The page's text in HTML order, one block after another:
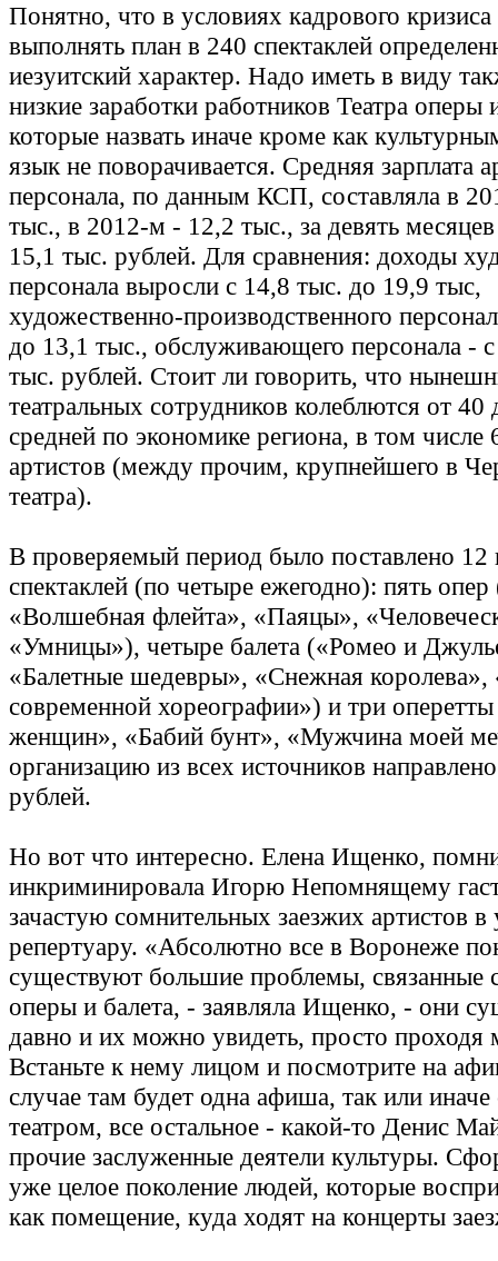
Понятно, что в условиях кадрового кризиса
выполнять план в 240 спектаклей
иезуитский характер. Надо иметь в виду
низкие заработки работников Театра оперы
которые назвать иначе кроме как
язык не поворачивается. Средняя зарплата
персонала, по данным КСП, составляла в
тыс., в 2012-м - 12,2 тыс., за девять
15,1 тыс. рублей. Для сравнения: доходы
персонала выросли с 14,8 тыс. до 19,9 тыс,
художественно-производственного
до 13,1 тыс., обслуживающего персонала -
тыс. рублей. Стоит ли говорить, что
театральных сотрудников колеблются от 40
средней по экономике региона, в том числе
артистов (между прочим, крупнейшего в
театра).
В проверяемый период было поставлено 12
спектаклей (по четыре ежегодно): пять
«Волшебная флейта», «Паяцы»,
«Умницы»), четыре балета («Ромео и
«Балетные шедевры», «Снежная королева»,
современной хореографии») и три
женщин», «Бабий бунт», «Мужчина моей
организацию из всех источников
рублей.
Но вот что интересно. Елена Ищенко,
инкриминировала Игорю Непомнящему
зачастую сомнительных заезжих артистов
репертуару. «Абсолютно все в Воронеже
существуют большие проблемы, связанные
оперы и балета, - заявляла Ищенко, - они
давно и их можно увидеть, просто проходя
Встаньте к нему лицом и посмотрите на
случае там будет одна афиша, так или иначе
театром, все остальное - какой-то Денис
прочие заслуженные деятели культуры.
уже целое поколение людей, которые
как помещение, куда ходят на концерты